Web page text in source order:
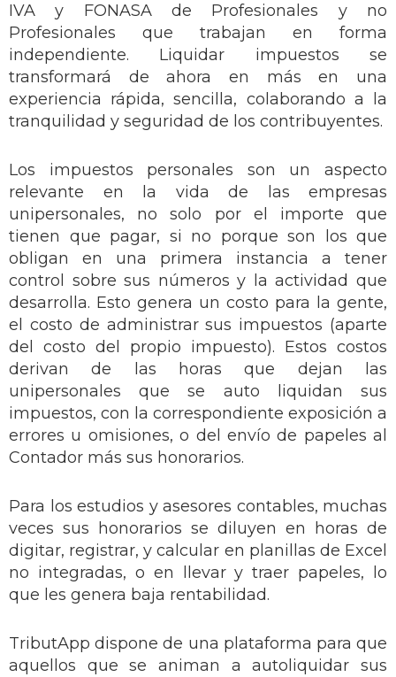
IVA y FONASA de Profesionales y no
Profesionales que trabajan en forma
independiente. Liquidar impuestos se
transformará de ahora en más en una
experiencia rápida, sencilla, colaborando a la
tranquilidad y seguridad de los contribuyentes.
Los impuestos personales son un aspecto
relevante en la vida de las empresas
unipersonales, no solo por el importe que
tienen que pagar, si no porque son los que
obligan en una primera instancia a tener
control sobre sus números y la actividad que
desarrolla. Esto genera un costo para la gente,
el costo de administrar sus impuestos (aparte
del costo del propio impuesto). Estos costos
derivan de las horas que dejan las
unipersonales que se auto liquidan sus
impuestos, con la correspondiente exposición a
errores u omisiones, o del envío de papeles al
Contador más sus honorarios.
Para los estudios y asesores contables, muchas
veces sus honorarios se diluyen en horas de
digitar, registrar, y calcular en planillas de Excel
no integradas, o en llevar y traer papeles, lo
que les genera baja rentabilidad.
TributApp dispone de una plataforma para que
aquellos que se animan a autoliquidar sus